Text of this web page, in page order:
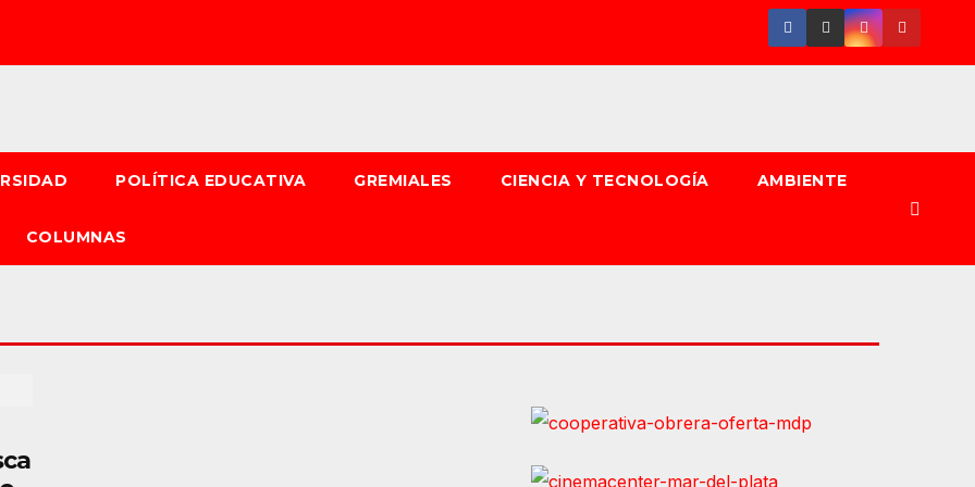
POLÍTICA EDUCATIVA GREMIALES CIENCIA Y TECNOLOGÍA AMBIENTE
COLUMNAS